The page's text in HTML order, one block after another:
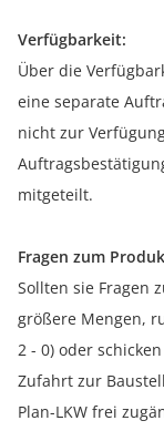
Verfügbarkeit:
Über die
eine separate
nicht zur
mitgeteilt.
Fragen zum
Sollten sie Fragen
größere Mengen,
2 - 0) oder
Zufahrt zur
Plan-LKW frei